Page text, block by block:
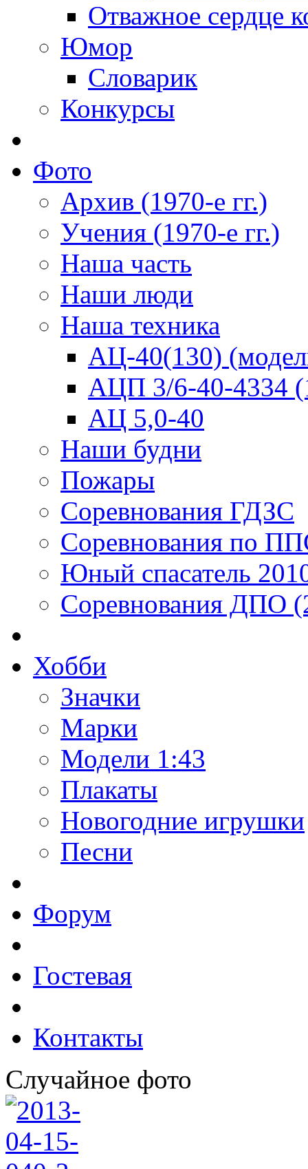
Отважное сердце
Юмор
Словарик
Конкурсы
Фото
Архив (1970-е гг.)
Учения (1970-е гг.)
Наша часть
Наши люди
Наша техника
АЦ-40(130)
АЦП 3/6-40-4334
АЦ 5,0-40
Наши будни
Пожары
Соревнования ГДЗС
Соревнования по
Юный спасатель
Соревнования ДПО
Хобби
Значки
Марки
Модели 1:43
Плакаты
Новогодние игрушки
Песни
Форум
Гостевая
Контакты
Случайное фото